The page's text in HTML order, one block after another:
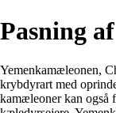
Pasning
Yemenkamæleonen,
krybdyrart med
kamæleoner kan også